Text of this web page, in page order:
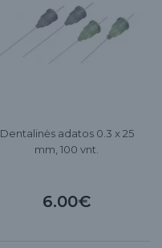
Dentalinės adatos 0.3 x 25
mm, 100 vnt.
6.00€